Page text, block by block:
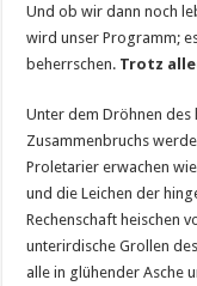
Und ob wir dann noch
wird unser Programm;
beherrschen. Trotz
Unter dem Dröhnen
Zusammenbruchs
Proletarier erwachen
und die Leichen der
Rechenschaft heischen
unterirdische Grollen
alle in glühender Asche